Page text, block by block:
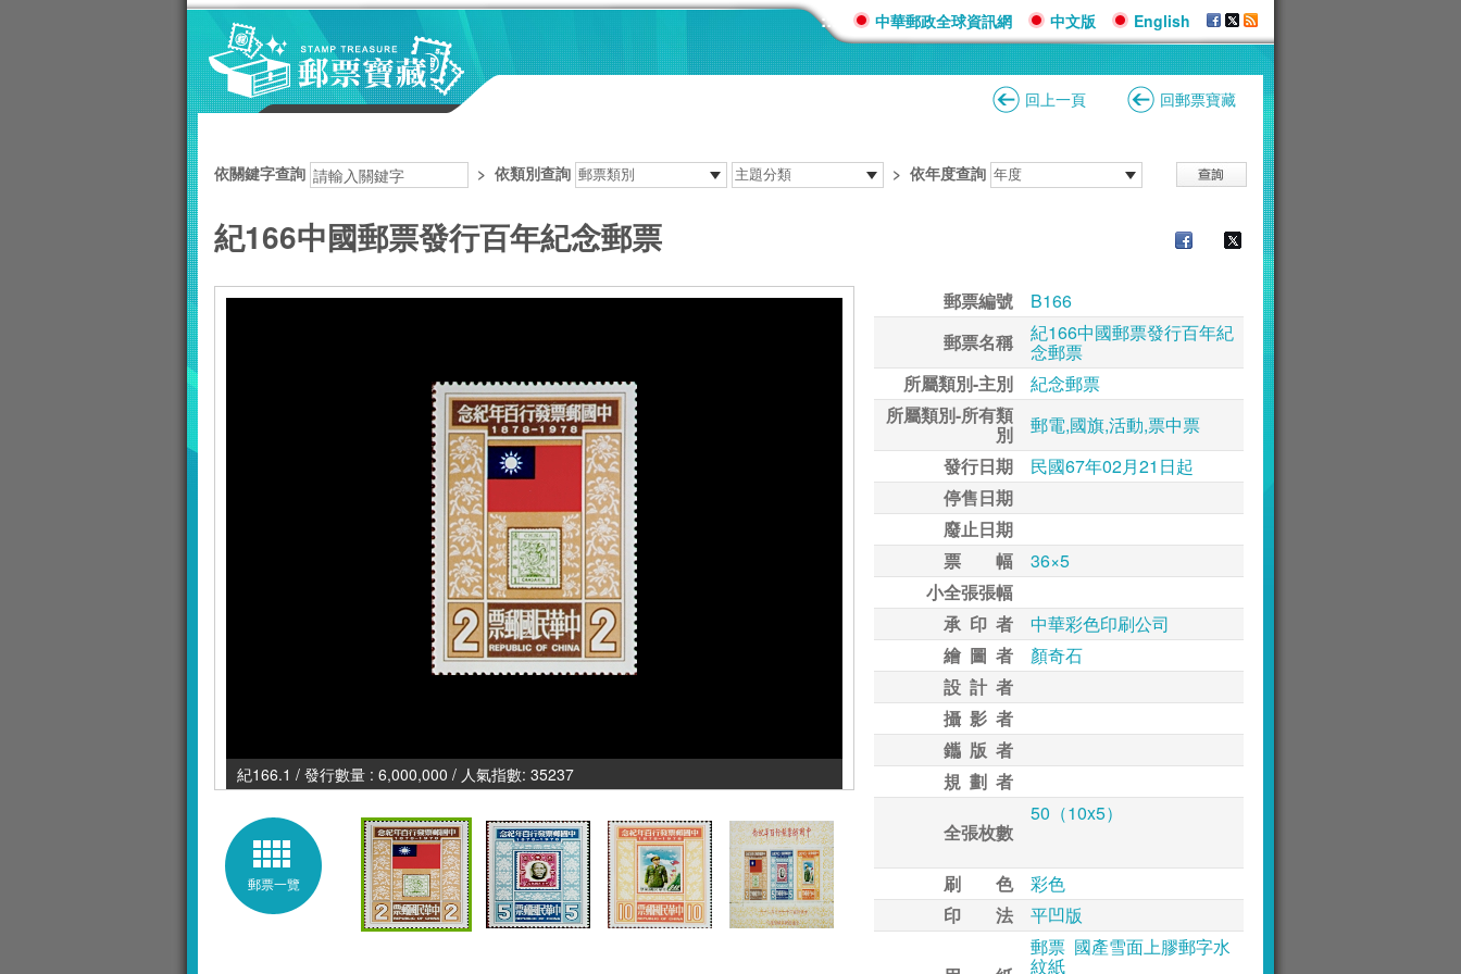
::: 中華郵政全球資訊網 中文版 English
回上一頁 回郵票寶藏
依關鍵字查詢 > 依類別查詢 > 依年度查詢
紀166中國郵票發行百年紀念郵票
紀166.1 / 發行數量 : 6,000,000 / 人氣指數: 35237
郵票一覽
郵票編號
B166
郵票名稱
紀166中國郵票發行百年紀
念郵票
所屬類別-主別
紀念郵票
所屬類別-所有類
別
郵電,國旗,活動,票中票
發行日期
民國67年02月21日起
停售日期
廢止日期
票 幅
36×5
小全張張幅
承 印 者
中華彩色印刷公司
繪 圖 者
顏奇石
設 計 者
攝 影 者
鑴 版 者
規 劃 者
全張枚數
50（10x5）
刷 色
彩色
印 法
平凹版
郵票 國產雪面上膠郵字水
紋紙